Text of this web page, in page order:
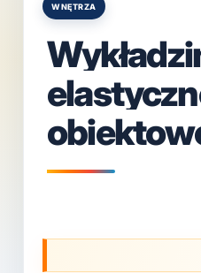
Posted
WNĘTRZA